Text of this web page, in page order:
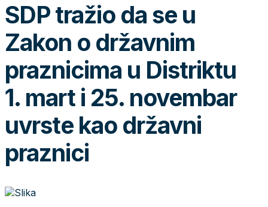
SDP tražio da se u
Zakon o državnim
praznicima u Distriktu
1. mart i 25. novembar
uvrste kao državni
praznici